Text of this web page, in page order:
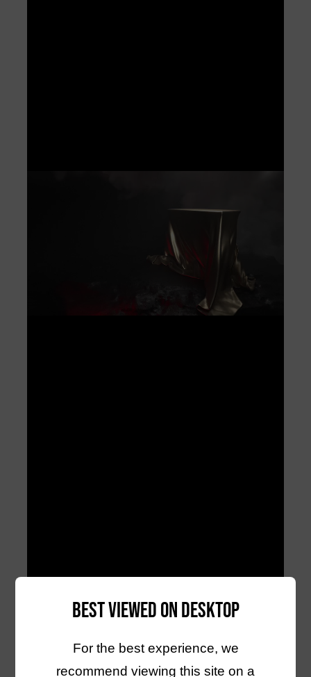
Best viewed on desktop
For the best experience, we
recommend viewing this site on a